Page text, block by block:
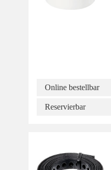
Online bestellbar
Reservierbar